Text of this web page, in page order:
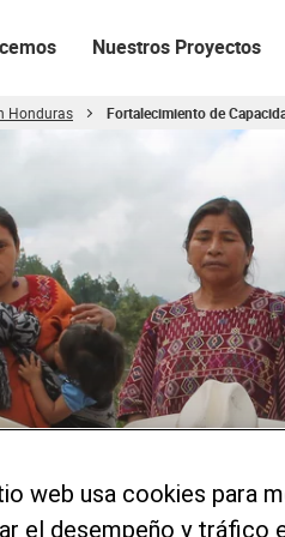
Nuestros Proyectos
Honduras Fortalecimiento de
web usa cookies para
el desempeño y tráfico